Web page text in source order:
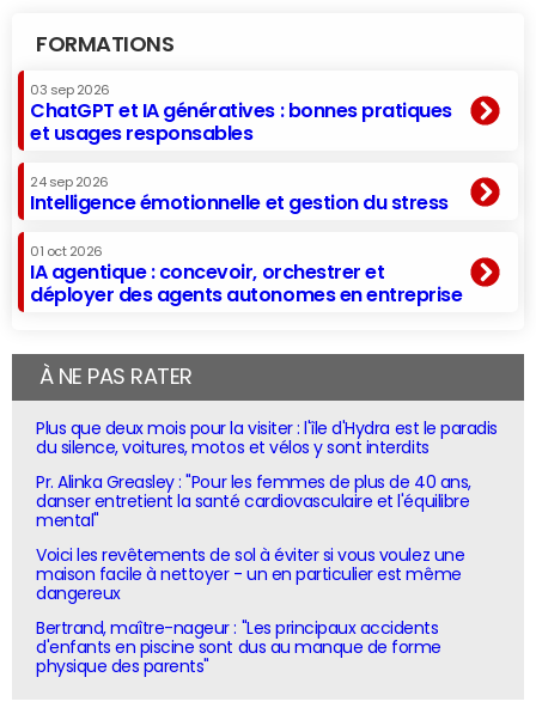
FORMATIONS
03 sep 2026
ChatGPT et IA génératives : bonnes pratiques
et usages responsables
24 sep 2026
Intelligence émotionnelle et gestion du stress
01 oct 2026
IA agentique : concevoir, orchestrer et
déployer des agents autonomes en entreprise
À NE PAS RATER
Plus que deux mois pour la visiter : l'île d'Hydra est le paradis
du silence, voitures, motos et vélos y sont interdits
Pr. Alinka Greasley : "Pour les femmes de plus de 40 ans,
danser entretient la santé cardiovasculaire et l'équilibre
mental"
Voici les revêtements de sol à éviter si vous voulez une
maison facile à nettoyer - un en particulier est même
dangereux
Bertrand, maître-nageur : "Les principaux accidents
d'enfants en piscine sont dus au manque de forme
physique des parents"